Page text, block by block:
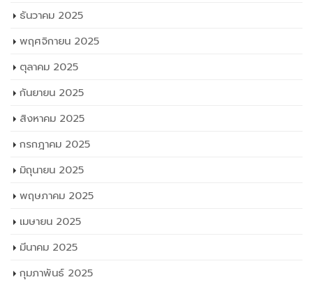
ธันวาคม 2025
พฤศจิกายน 2025
ตุลาคม 2025
กันยายน 2025
สิงหาคม 2025
กรกฎาคม 2025
มิถุนายน 2025
พฤษภาคม 2025
เมษายน 2025
มีนาคม 2025
กุมภาพันธ์ 2025